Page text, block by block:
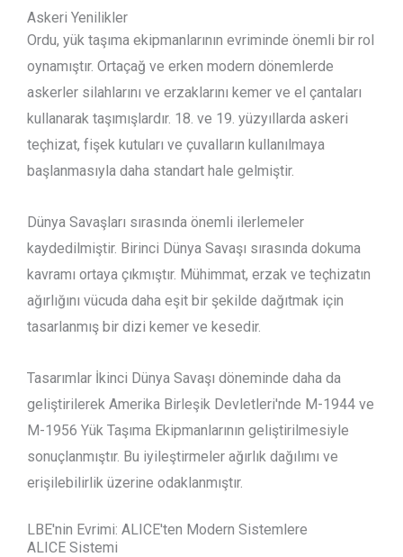
Askeri Yenilikler
Ordu, yük taşıma ekipmanlarının evriminde önemli bir rol
oynamıştır. Ortaçağ ve erken modern dönemlerde
askerler silahlarını ve erzaklarını kemer ve el çantaları
kullanarak taşımışlardır. 18. ve 19. yüzyıllarda askeri
teçhizat, fişek kutuları ve çuvalların kullanılmaya
başlanmasıyla daha standart hale gelmiştir.
Dünya Savaşları sırasında önemli ilerlemeler
kaydedilmiştir. Birinci Dünya Savaşı sırasında dokuma
kavramı ortaya çıkmıştır. Mühimmat, erzak ve teçhizatın
ağırlığını vücuda daha eşit bir şekilde dağıtmak için
tasarlanmış bir dizi kemer ve kesedir.
Tasarımlar İkinci Dünya Savaşı döneminde daha da
geliştirilerek Amerika Birleşik Devletleri'nde M-1944 ve
M-1956 Yük Taşıma Ekipmanlarının geliştirilmesiyle
sonuçlanmıştır. Bu iyileştirmeler ağırlık dağılımı ve
erişilebilirlik üzerine odaklanmıştır.
LBE'nin Evrimi: ALICE'ten Modern Sistemlere
ALICE Sistemi